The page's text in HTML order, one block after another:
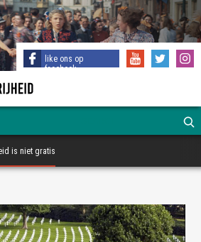
like ons op
facebook
is niet gratis